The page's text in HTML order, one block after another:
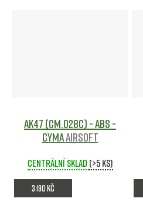
AK47 (CM.028C) - ABS -
CYMAAirsoft
Centrální sklad (>5 ks)
3 190 Kč